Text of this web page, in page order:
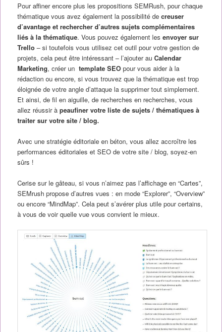
Pour affiner encore plus les propositions SEMRush, pour chaque
thématique vous avez également la possibilité de creuser
d’avantage et rechercher d’autres sujets complémentaires
liés à la thématique. Vous pouvez également les envoyer sur
Trello– si toutefois vous utilisez cet outil pour votre gestion de
projets, cela peut être intéressant – l’ajouter auCalendar
Marketing, créer un template SEOpour vous aider à la
rédaction ou encore, si vous trouvez que la thématique est trop
éloignée de votre angle d’attaque la supprimer tout simplement.
Et ainsi, de fil en aiguille, de recherches en recherches, vous
allez réussir à peaufiner votre liste de sujets / thématiques à
traiter sur votre site / blog.
Avec une stratégie éditoriale en béton, vous allez accroître les
performances éditoriales et SEO de votre site / blog, soyez-en
sûrs !
Cerise sur le gâteau, si vous n’aimez pas l’affichage en “Cartes”,
SEMrush propose d’autres vues : en mode “Explorer”, “Overview”
ou encore “MindMap”. Cela peut s’avérer plus utile pour certains,
à vous de voir quelle vue vous convient le mieux.